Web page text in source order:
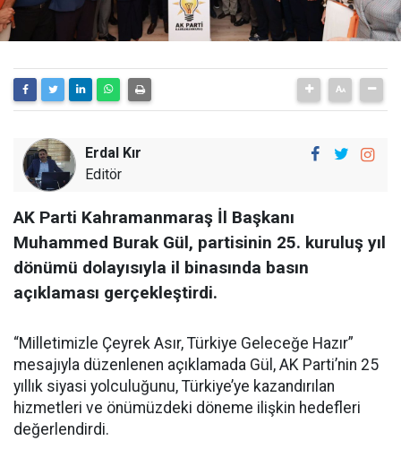
Erdal Kır
Editör
AK Parti Kahramanmaraş İl Başkanı
Muhammed Burak Gül, partisinin 25. kuruluş yıl
dönümü dolayısıyla il binasında basın
açıklaması gerçekleştirdi.
“Milletimizle Çeyrek Asır, Türkiye Geleceğe Hazır”
mesajıyla düzenlenen açıklamada Gül, AK Parti’nin 25
yıllık siyasi yolculuğunu, Türkiye’ye kazandırılan
hizmetleri ve önümüzdeki döneme ilişkin hedefleri
değerlendirdi.